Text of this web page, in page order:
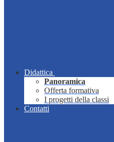
Didattica
Panoramica
Offerta formativa
I progetti della classi
Contatti